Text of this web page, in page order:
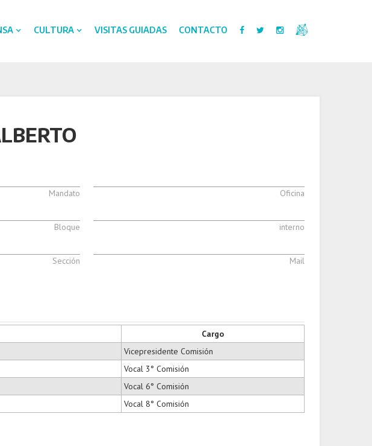
CULTURA VISITAS GUIADAS CONTACTO
Mandato
Bloque
Sección
Oficina
interno
Mail
Cargo
Vicepresidente Comisión
Vocal 3° Comisión
Vocal 6° Comisión
Vocal 8° Comisión